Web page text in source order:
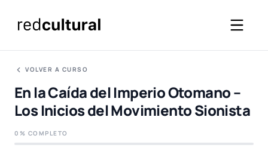
VOLVER A CURSO
En la Caída del Imperio Otomano –
Los Inicios del Movimiento Sionista
0% COMPLETO